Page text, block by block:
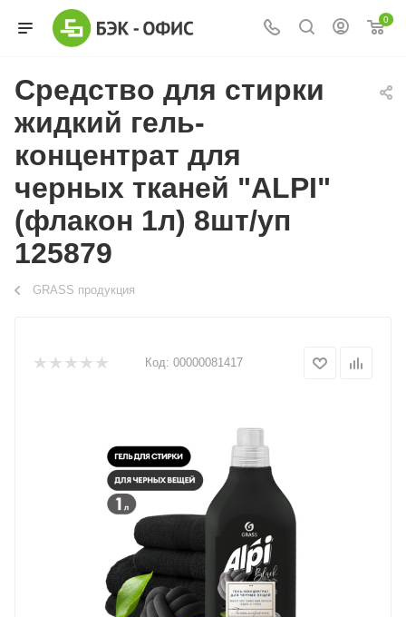
0
Средство для стирки
жидкий гель-
концентрат для
черных тканей "ALPI"
(флакон 1л) 8шт/уп
125879
GRASS продукция
Код: 00000081417